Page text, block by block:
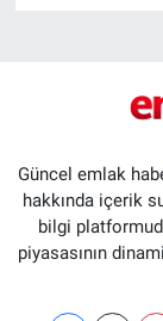
Güncel emlak
hakkında içerik
bilgi
piyasasının